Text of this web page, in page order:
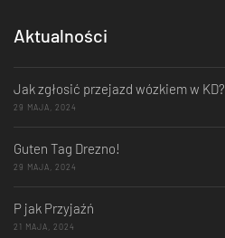
Aktualności
Jak zgłosić przejazd wózkiem w KD?
29 MAJA, 2024
Guten Tag Drezno!
29 MAJA, 2024
P jak Przyjaźń
21 MAJA, 2024